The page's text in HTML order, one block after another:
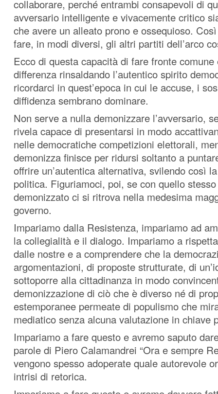
collaborare, perché entrambi consapevoli di
avversario intelligente e vivacemente critico
che avere un alleato prono e ossequioso.
fare, in modi diversi, gli altri partiti dell’arco
Ecco di questa capacità di fare fronte comune
differenza rinsaldando l’autentico spirito
ricordarci in quest’epoca in cui le accuse, i
diffidenza sembrano dominare.
Non serve a nulla demonizzare l’avversario,
rivela capace di presentarsi in modo
nelle democratiche competizioni elettorali,
demonizza finisce per ridursi soltanto a
offrire un’autentica alternativa, svilendo così
politica. Figuriamoci, poi, se con quello
demonizzato ci si ritrova nella medesima
governo.
Impariamo dalla Resistenza, impariamo ad
la collegialità e il dialogo. Impariamo a
dalle nostre e a comprendere che la
argomentazioni, di proposte strutturate, di
sottoporre alla cittadinanza in modo
demonizzazione di ciò che è diverso né di
estemporanee permeate di populismo che
mediatico senza alcuna valutazione in chiave
Impariamo a fare questo e avremo saputo
parole di Piero Calamandrei “Ora e sempre
vengono spesso adoperate quale autorevole
intrisi di retorica.